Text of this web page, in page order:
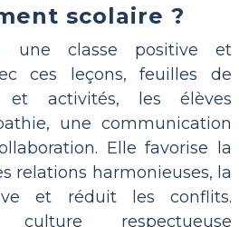
scolaire ?
une classe positive et
ces leçons, feuilles de
et activités, les élèves
une communication
Elle favorise la
relations harmonieuses, la
et réduit les conflits.
respectueuse